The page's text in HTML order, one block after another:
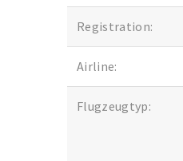
Registration:
Airline:
Flugzeugtyp: